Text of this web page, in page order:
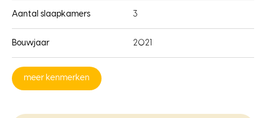
Aantal slaapkamers 3
Bouwjaar 2021
meer kenmerken